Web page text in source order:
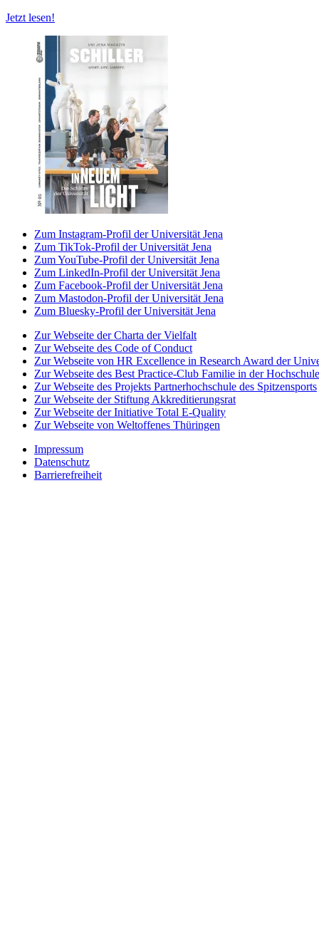
Jetzt lesen!
Zum Instagram-Profil der Universität Jena
Zum TikTok-Profil der Universität Jena
Zum YouTube-Profil der Universität Jena
Zum LinkedIn-Profil der Universität Jena
Zum Facebook-Profil der Universität Jena
Zum Mastodon-Profil der Universität Jena
Zum Bluesky-Profil der Universität Jena
Zur Webseite der Charta der Vielfalt
Zur Webseite des Code of Conduct
Zur Webseite von HR Excellence in Research Award der
Zur Webseite des Best Practice-Club Familie in der Hochschule
Zur Webseite des Projekts Partnerhochschule des Spitzensports
Zur Webseite der Stiftung Akkreditierungsrat
Zur Webseite der Initiative Total E-Quality
Zur Webseite von Weltoffenes Thüringen
Impressum
Datenschutz
Barrierefreiheit